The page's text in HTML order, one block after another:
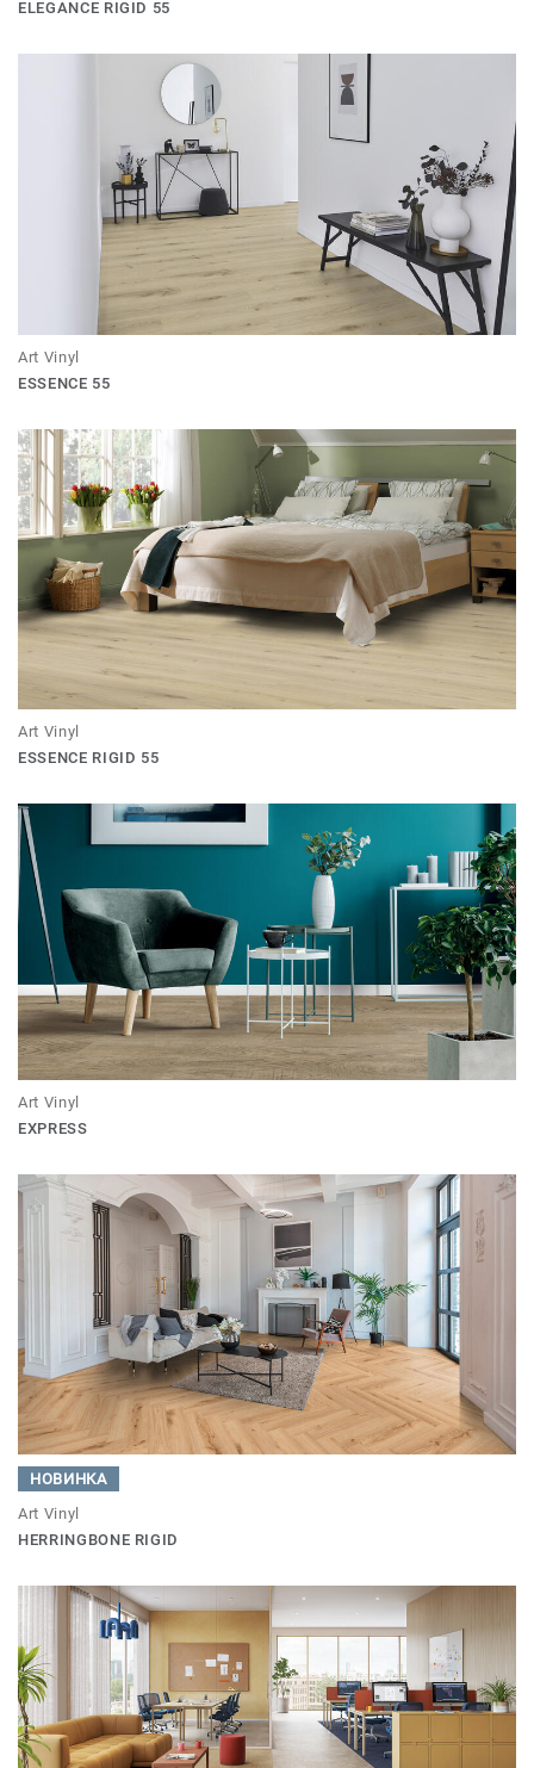
ELEGANCE RIGID 55
Art Vinyl
ESSENCE 55
Art Vinyl
ESSENCE RIGID 55
Art Vinyl
EXPRESS
НОВИНКА
Art Vinyl
HERRINGBONE RIGID